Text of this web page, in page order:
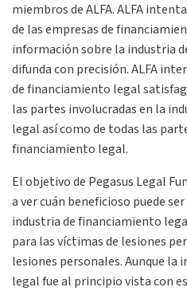
miembros deALFA.ALFA
de las empresas de
información sobre la industria
difunda con precisión.ALFA
de financiamiento legal
las partes involucradas en la
legal así como de todas las
financiamiento legal.
El objetivo de Pegasus Legal
a ver cuán beneficioso puede
industria de financiamiento
para las víctimas de lesiones
lesiones personales. Aunque
legal fue al principio vista con